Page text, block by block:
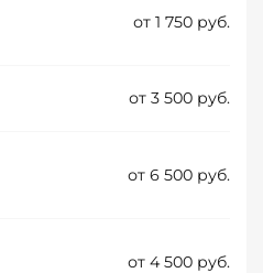
от 1 750 руб.
от 3 500 руб.
от 6 500 руб.
от 4 500 руб.